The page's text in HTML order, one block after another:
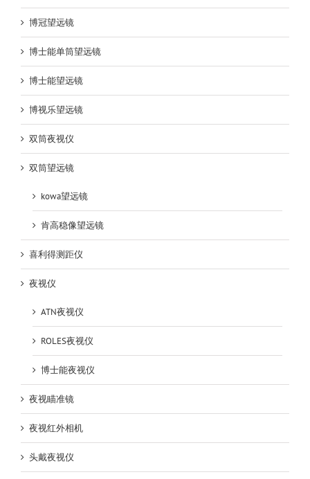
博冠望远镜
博士能单筒望远镜
博士能望远镜
博视乐望远镜
双筒夜视仪
双筒望远镜
kowa望远镜
肯高稳像望远镜
喜利得测距仪
夜视仪
ATN夜视仪
ROLES夜视仪
博士能夜视仪
夜视瞄准镜
夜视红外相机
头戴夜视仪